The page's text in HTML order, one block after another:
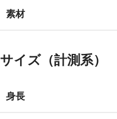
素材
サイズ（計測系）
身長